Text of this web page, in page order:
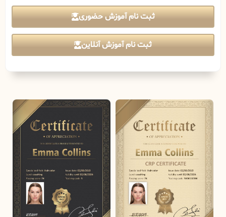
ثبت نام آموزش حضوری
ثبت نام آموزش آنلاین